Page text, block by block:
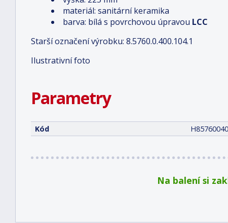
materiál: sanitární keramika
barva: bílá s povrchovou úpravou LCC
Starší označení výrobku: 8.5760.0.400.104.1
Ilustrativní foto
Parametry
Kód
Na balení si